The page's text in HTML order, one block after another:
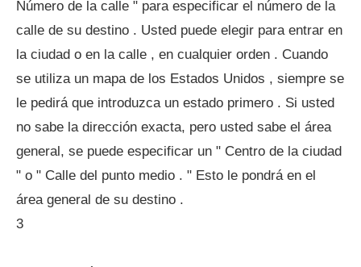
Número de la calle " para especificar el número de la
calle de su destino . Usted puede elegir para entrar en
la ciudad o en la calle , en cualquier orden . Cuando
se utiliza un mapa de los Estados Unidos , siempre se
le pedirá que introduzca un estado primero . Si usted
no sabe la dirección exacta, pero usted sabe el área
general, se puede especificar un " Centro de la ciudad
" o " Calle del punto medio . " Esto le pondrá en el
área general de su destino .
3